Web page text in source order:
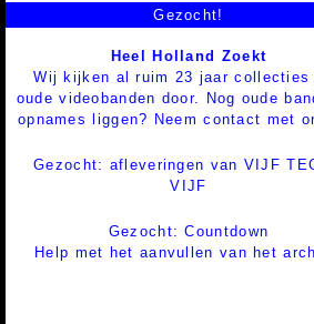
Gezocht!
Heel Holland Zoekt
Wij kijken al ruim 23 jaar collecties
oude videobanden door. Nog oude
opnames liggen? Neem contact met
Gezocht: afleveringen van VIJF
VIJF
Gezocht: Countdown
Help met het aanvullen van het